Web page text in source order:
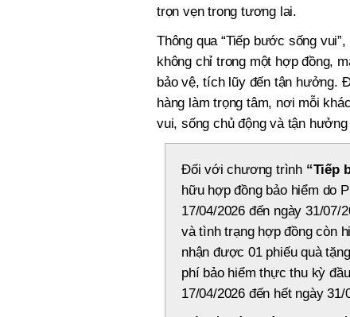
trọn vẹn trong tương lai.
Thông qua “Tiếp bước sống
không chỉ trong một hợp đồng,
bảo vệ, tích lũy đến tận hưởng.
hàng làm trọng tâm, nơi mỗi
vui, sống chủ động và tận
Đối với chương trình “Tiếp
hữu hợp đồng bảo hiểm do
17/04/2026 đến ngày 31/07/
và tình trạng hợp đồng còn
nhận được 01 phiếu quà
phí bảo hiểm thực thu kỳ
17/04/2026 đến hết ngày 31/